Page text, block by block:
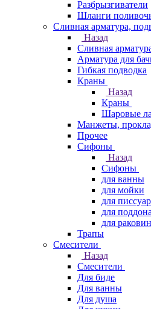
Разбрызгиватели
Шланги
Сливная арматура,
Назад
Сливная
Арматура для
Гибкая подводка
Краны
Назад
Краны
Шаровые
Манжеты,
Прочее
Сифоны
Назад
Сифоны
для ванны
для мойки
для
для поддона
для
Трапы
Смесители
Назад
Смесители
Для биде
Для ванны
Для душа